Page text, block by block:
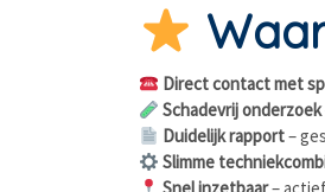
Direct contact met
Schadevrij onderzoek
Duidelijk rapport–
Slimme